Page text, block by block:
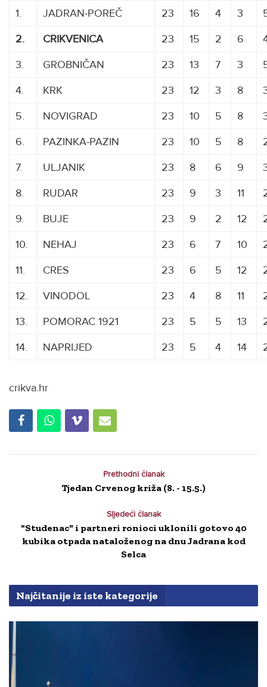
1. JADRAN-POREČ 23 16 4 3
2.
CRIKVENICA 23 15 2 6
3.
GROBNIČAN 23 13 7 3
4.
KRK 23 12 3 8
5.
NOVIGRAD 23 10 5 8
6.
PAZINKA-PAZIN 23 10 5 8
7.
ULJANIK 23 8 6 9
8.
RUDAR 23 9 3 11
9.
BUJE 23 9 2 12
10.
NEHAJ 23 6 7 10
11.
CRES 23 6 5 12
12.
VINODOL 23 4 8 11
13.
POMORAC 1921 23 5 5 13
14.
NAPRIJED 23 5 4 14
crikva.hr
Prethodni članak
Tjedan Crvenog križa (8. - 15.5.)
Sljedeći članak
"Studenac" i partneri ronioci uklonili gotovo 40
kubika otpada nataloženog na dnu Jadrana kod
Selca
Najčitanije iz iste kategorije